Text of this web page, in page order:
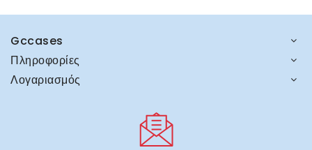
Gccases
Πληροφορίες
Λογαριασμός